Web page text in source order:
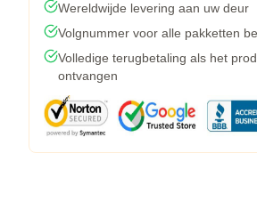
Wereldwijde levering aan uw deur
Volgnummer voor alle pakketten
Volledige terugbetaling als het
ontvangen